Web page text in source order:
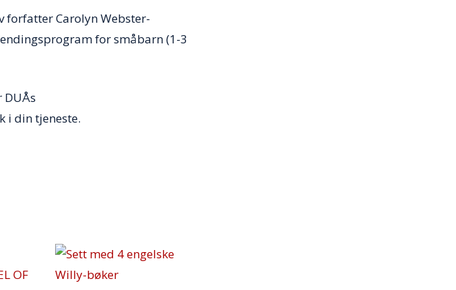
forfatter Carolyn Webster-
for småbarn (1-3
i din tjeneste.